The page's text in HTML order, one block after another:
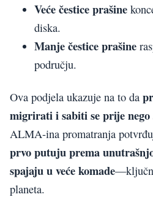
Veće čestice prašine
diska.
Manje čestice prašine
području.
Ova podjela ukazuje na to da
migrirati i sabiti se prije nego
ALMA-ina promatranja
prvo putuju prema
spajaju u veće komade
planeta.